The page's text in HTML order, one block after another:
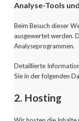
Analyse-Tools
Beim Besuch dieser
ausgewertet werden.
Analyseprogrammen.
Detaillierte
Sie in der folgenden
2. Hosting